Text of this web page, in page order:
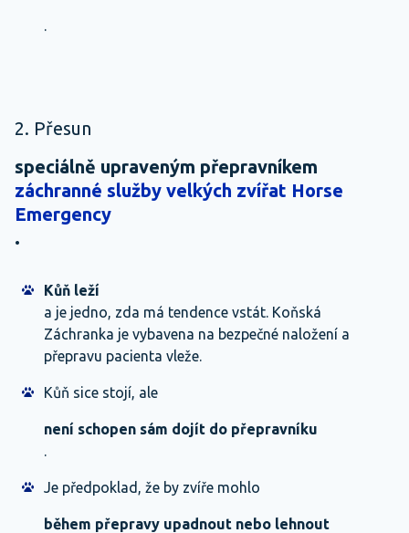
.
2. Přesun
speciálně upraveným přepravníkem
záchranné služby velkých zvířat Horse
Emergency
.
Kůň leží
a je jedno, zda má tendence vstát. Koňská
Záchranka je vybavena na bezpečné naložení a
přepravu pacienta vleže.
Kůň sice stojí, ale
není schopen sám dojít do přepravníku
.
Je předpoklad, že by zvíře mohlo
během přepravy upadnout nebo lehnout